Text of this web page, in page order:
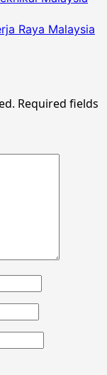
Raya Malaysia
Required fields